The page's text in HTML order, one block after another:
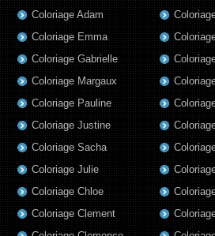
Coloriage Adam
Coloriage Emma
Coloriage Gabrielle
Coloriage Margaux
Coloriage Pauline
Coloriage Justine
Coloriage Sacha
Coloriage Julie
Coloriage Chloe
Coloriage Clement